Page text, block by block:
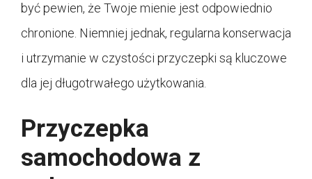
być pewien, że Twoje mienie jest odpowiednio
chronione. Niemniej jednak, regularna konserwacja
i utrzymanie w czystości przyczepki są kluczowe
dla jej długotrwałego użytkowania.
Przyczepka
samochodowa z